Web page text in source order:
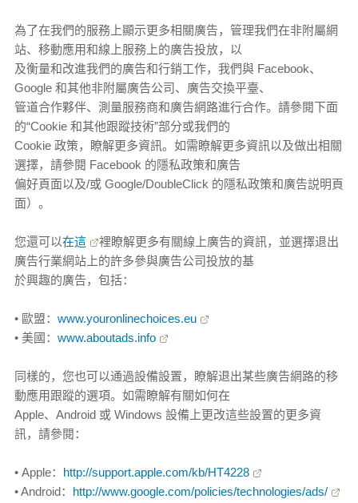
為了在我們的服務上顯示更多相關廣告，管理我們在非附屬網
站、移動應用和線上服務上的廣告投放，以
及衡量和改進我們的廣告和行銷工作，我們與 Facebook、
Google 和其他非附屬廣告公司、廣告交換平臺、
管道合作夥伴、測量服務商和廣告網路進行合作。請參閱下面
的“Cookie 和其他跟蹤技術”部分或我們的
Cookie 政策，瞭解更多資訊。如需瞭解更多資訊以及做出相關
選擇，請參閱 Facebook 的隱私政策和廣告
偏好頁面以及/或 Google/DoubleClick 的隱私政策和廣告説明頁
面）。
您還可以在這
裡瞭解更多有關線上廣告的資訊，並選擇退出
廣告行業網站上的許多參與廣告公司投放的基
於興趣的廣告，包括：
• 歐盟： www.youronlinechoices.eu
• 美國： www.aboutads.info
同樣的，您也可以通過設備設置，瞭解退出某些廣告網路的移
動應用跟蹤的選項。如需瞭解有關如何在
Apple、Android 或 Windows 設備上更改這些設置的更多資
訊，請參閱：
• Apple： http://support.apple.com/kb/HT4228
• Android： http://www.google.com/policies/technologies/ads/